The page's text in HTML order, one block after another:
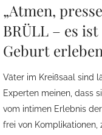
„Atmen,
BRÜLL – es
Geburt erleben
Väter im Kreißsaal sind
Experten meinen, dass
vom intimen Erlebnis
frei von